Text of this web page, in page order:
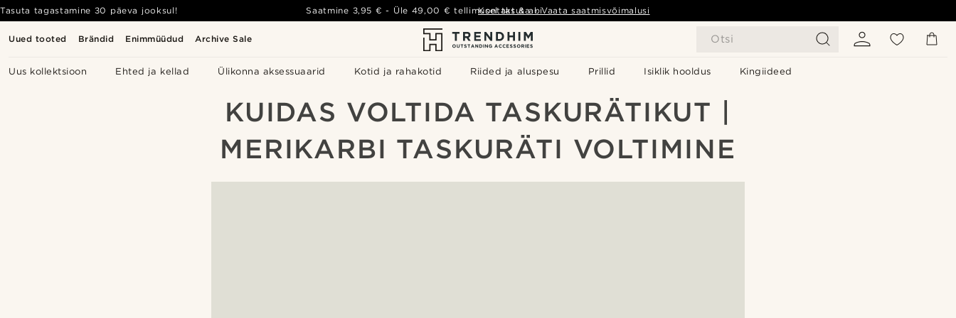
Uued tooted Brändid Enimmüüdud Archive Sale Otsi
Uus kollektsioon Ehted ja kellad Ülikonna aksessuaarid Kotid ja rahakotid Riided ja aluspesu Prillid Isiklik hooldus Kingiideed
Tasuta tagastamine 30 päeva jooksul! Saatmine 3,95 € - Üle 49,00 € tellimusel tasuta- Vaata saatmisvõimalusi
Kontakt & abi
KUIDAS VOLTIDA TASKURÄTIKUT |
MERIKARBI TASKURÄTI VOLTIMINE